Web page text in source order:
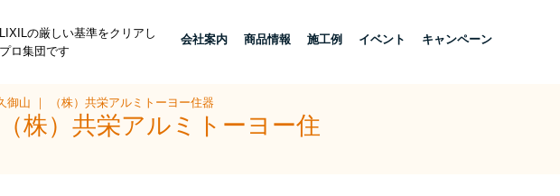
の厳しい基準をクリアし
ロ集団です
会社案内 商品情報 施工例 イベント キャンペーン
御山 ｜ （株）共栄アルミトーヨー住器
株）共栄アルミトーヨー住